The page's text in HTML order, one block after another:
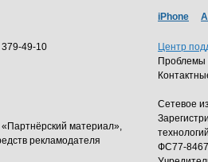
379-49-10
материал»,
рекламодателя
iPhone
Центр
Проблемы
Сетевое
ФС77-